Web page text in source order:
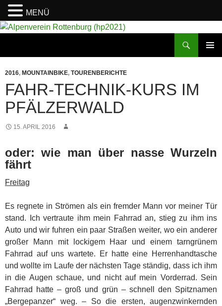
SPRINGEN
2016, MOUNTAINBIKE, TOURENBERICHTE
FAHR-TECHNIK-KURS IM
PFÄLZERWALD
15. APRIL 2016
oder: wie man über nasse Wurzeln
fährt
Freitag
Es regnete in Strömen als ein fremder Mann vor meiner Tür
stand. Ich vertraute ihm mein Fahrrad an, stieg zu ihm ins
Auto und wir fuhren ein paar Straßen weiter, wo ein anderer
großer Mann mit lockigem Haar und einem tarngrünem
Fahrrad auf uns wartete.
Er hatte eine Herrenhandtasche
und wollte im Laufe der nächsten Tage ständig, dass ich ihm
in die Augen schaue, und nicht auf mein Vorderrad. Sein
Fahrrad hatte – groß und grün – schnell den Spitznamen
„Bergepanzer“ weg. – So die ersten, augenzwinkernden
MENÜ